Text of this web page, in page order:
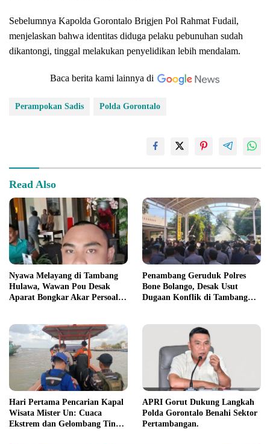
Sebelumnya Kapolda Gorontalo Brigjen Pol Rahmat Fudail,
menjelaskan bahwa identitas diduga pelaku pebunuhan sudah
dikantongi, tinggal melakukan penyelidikan lebih mendalam.
Baca berita kami lainnya di
Perampokan Sadis Polda Gorontalo
Read Also
Nyawa Melayang di Tambang
Hulawa, Wawan Pou Desak
Aparat Bongkar Akar Persoalan
Penambang Geruduk Polres
Bone Bolango, Desak Usut
Dugaan Konflik di Tambang
Hari Pertama Pencarian Kapal
Wisata Mister Un: Cuaca
Ekstrem dan Gelombang Tinggi
APRI Gorut Dukung Langkah
Polda Gorontalo Benahi Sektor
Pertambangan.